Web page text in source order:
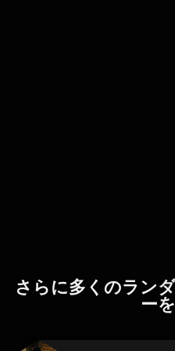
さらに多くのラン
ー